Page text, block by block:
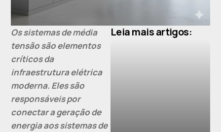
Os sistemas de média
tensão são elementos
críticos da
infraestrutura elétrica
moderna. Eles são
responsáveis por
conectar a geração de
energia aos sistemas de
Leia mais artigos: